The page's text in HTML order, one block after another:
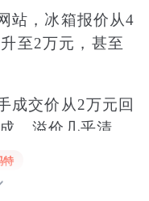
站，冰箱报价从4
至2万元，甚至
成交价从2万元回
，溢价几乎清
普通的121升车
特